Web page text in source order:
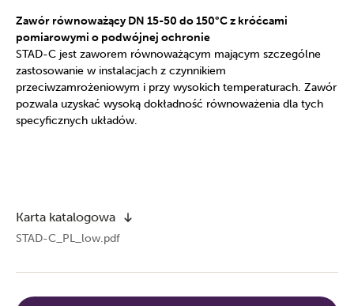
Zawór równoważący DN 15-50 do 150°C z króćcami
pomiarowymi o podwójnej ochronie
STAD-C jest zaworem równoważącym mającym szczególne
zastosowanie w instalacjach z czynnikiem
przeciwzamrożeniowym i przy wysokich temperaturach. Zawór
pozwala uzyskać wysoką dokładność równoważenia dla tych
specyficznych układów.
Karta katalogowa
STAD-C_PL_low.pdf